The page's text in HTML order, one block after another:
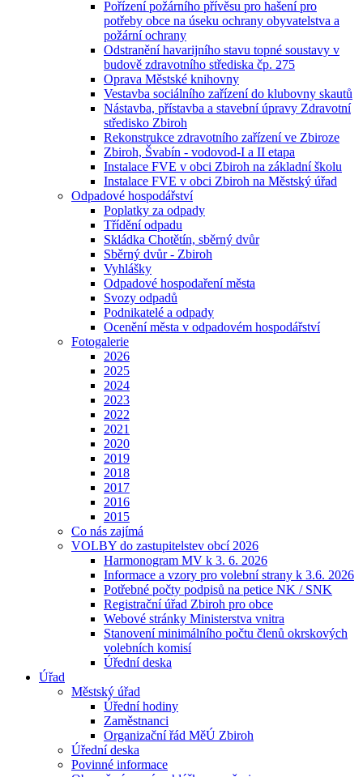
Pořízení požárního přívěsu pro hašení pro
potřeby obce na úseku ochrany obyvatelstva a
požární ochrany
Odstranění havarijního stavu topné soustavy v
budově zdravotního střediska čp. 275
Oprava Městské knihovny
Vestavba sociálního zařízení do klubovny skautů
Nástavba, přístavba a stavební úpravy Zdravotní
středisko Zbiroh
Rekonstrukce zdravotního zařízení ve Zbiroze
Zbiroh, Švabín - vodovod-I a II etapa
Instalace FVE v obci Zbiroh na základní školu
Instalace FVE v obci Zbiroh na Městský úřad
Odpadové hospodářství
Poplatky za odpady
Třídění odpadu
Skládka Chotětín, sběrný dvůr
Sběrný dvůr - Zbiroh
Vyhlášky
Odpadové hospodaření města
Svozy odpadů
Podnikatelé a odpady
Ocenění města v odpadovém hospodářství
Fotogalerie
2026
2025
2024
2023
2022
2021
2020
2019
2018
2017
2016
2015
Co nás zajímá
VOLBY do zastupitelstev obcí 2026
Harmonogram MV k 3. 6. 2026
Informace a vzory pro volební strany k 3.6. 2026
Potřebné počty podpisů na petice NK / SNK
Registrační úřad Zbiroh pro obce
Webové stránky Ministerstva vnitra
Stanovení minimálního počtu členů okrskových
volebních komisí
Úřední deska
Úřad
Městský úřad
Úřední hodiny
Zaměstnanci
Organizační řád MěÚ Zbiroh
Úřední deska
Povinné informace